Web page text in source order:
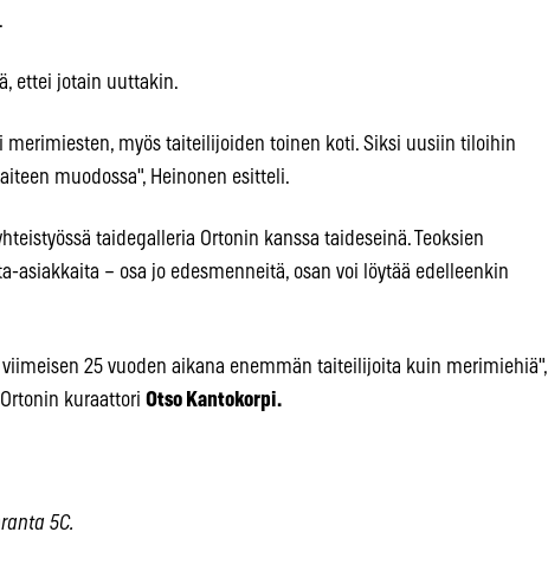
ettei jotain uuttakin.
merimiesten, myös taiteilijoiden toinen koti. Siksi uusiin tiloihin
muodossa", Heinonen esitteli.
taidegalleria Ortonin kanssa taideseinä. Teoksien
asiakkaita – osa jo edesmenneitä, osan voi löytää edelleenkin
25 vuoden aikana enemmän taiteilijoita kuin merimiehiä",
kuraattori Otso Kantokorpi.
5C.